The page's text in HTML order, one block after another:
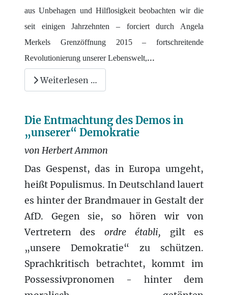
aus Unbehagen und Hilflosigkeit beobachten wir die
seit einigen Jahrzehnten – forciert durch Angela
Merkels Grenzöffnung 2015 – fortschreitende
Revolutionierung unserer Lebenswelt,...
Weiterlesen …
Die Entmachtung des Demos in
„unserer“ Demokratie
von Herbert Ammon
Das Gespenst, das in Europa umgeht,
heißt Populismus. In Deutschland lauert
es hinter der Brandmauer in Gestalt der
AfD. Gegen sie, so hören wir von
Vertretern
des ordre établi, gilt es
„unsere Demokratie“ zu schützen.
Sprachkritisch betrachtet, kommt im
Possessivpronomen - hinter dem